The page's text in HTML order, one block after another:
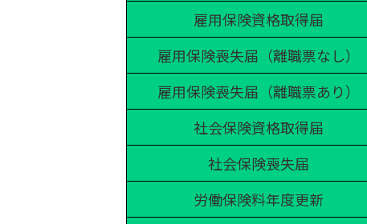
雇用保険資格取得届
雇用保険喪失届（離職票なし）
雇用保険喪失届（離職票あり）
社会保険資格取得届
社会保険喪失届
労働保険料年度更新